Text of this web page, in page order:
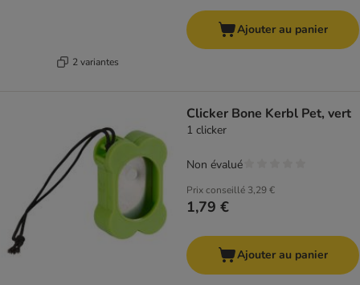
2 variantes
Ajouter au panier
Clicker Bone Kerbl Pet, vert
1 clicker
Prix conseillé 3,29 €
1,79 €
Non évalué
Ajouter au panier